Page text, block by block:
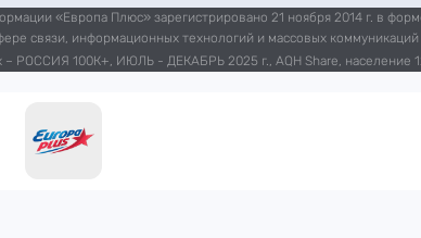
«Европа Плюс» зарегистрировано 21 ноября 2014 г. в
связи, информационных технологий и массовых
– РОССИЯ 100К+, ИЮЛЬ - ДЕКАБРЬ 2025 г., AQH Share, население